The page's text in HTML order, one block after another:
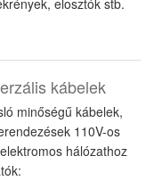
elosztók stb.
kábelek
minőségű kábelek,
110V-os
hálózathoz